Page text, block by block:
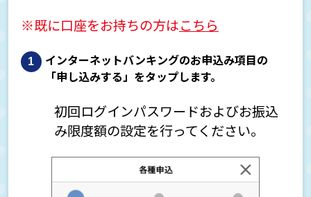
※既に口座をお持ちの方はこちら
インターネットバンキングのお申込み項目の
「申し込みする」をタップします。
初回ログインパスワードおよびお振込
み限度額の設定を行ってください。
定期預金について
インターネットバンキングについて